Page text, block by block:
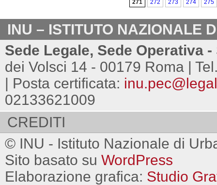
271
272 273 274 275
INU – ISTITUTO NAZIONALE
Sede Legale, Sede Operativa
dei Volsci 14 - 00179 Roma |
| Posta certificata:
02133621009
CREDITI
© INU - Istituto Nazionale di
Sito basato su WordPress
Elaborazione grafica: Studio